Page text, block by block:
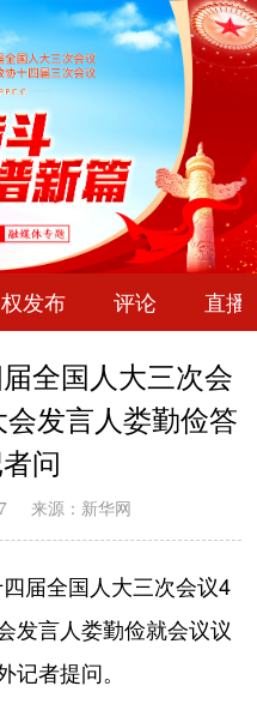
发布 评论 直播
全国人大三次会
发言人娄勤俭答
问
来源：新华网
届全国人大三次会议4
发言人娄勤俭就会议议
记者提问。